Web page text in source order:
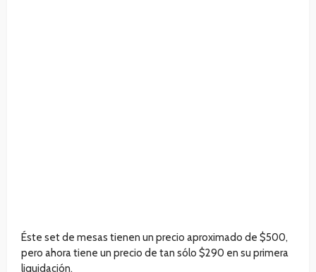
Éste set de mesas tienen un precio aproximado de $500,
pero ahora tiene un precio de tan sólo $290 en su primera
liquidación.